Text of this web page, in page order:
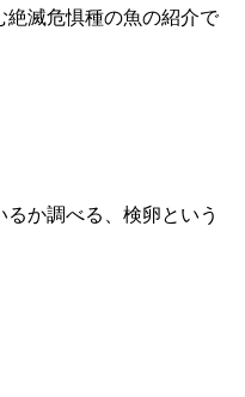
滅危惧種の魚の紹介で
か調べる、検卵という